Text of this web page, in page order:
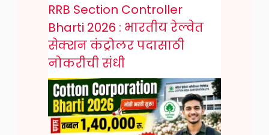
RRB Section Controller
Bharti 2026 : भारतीय रेल्वेत
सेक्शन कंट्रोलर पदासाठी
नोकरीची संधी